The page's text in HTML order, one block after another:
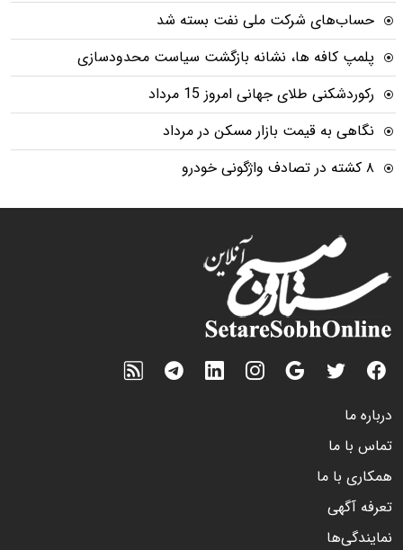
حساب‌های شرکت ملی نفت بسته شد
پلمپ کافه ها، نشانه بازگشت سیاست محدودسازی
رکوردشکنی طلای جهانی امروز 15 مرداد
نگاهی به قیمت بازار مسکن در مرداد
۸ کشته در تصادف واژگونی خودرو
درباره ما
تماس با ما
همکاری با ما
تعرفه آگهی
نمایندگی‌ها